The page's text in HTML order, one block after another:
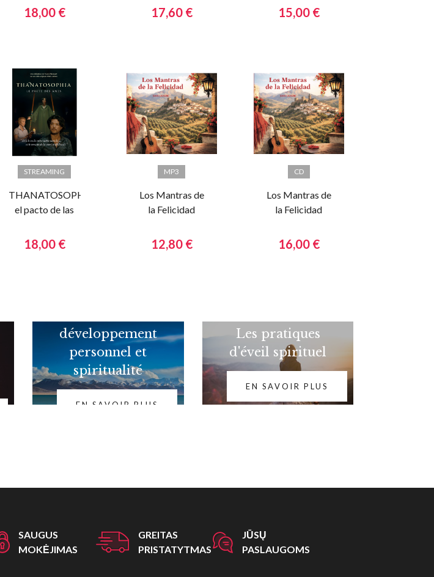
completa en la
vida diaria.
18,00 € 17,60 €
sanan de Selim
Aïssel
15,00 €
STREAMING
THANATOSOPHIA:
el pacto de las
18,00 €
MP3
Los Mantras de
la Felicidad
12,80 €
CD
Los Mantras de
la Felicidad
16,00 €
développement
personnel et
spiritualité
EN SAVOIR PLUS
Les pratiques
d'éveil spirituel
EN SAVOIR PLUS
SAUGUS
MOKĖJIMAS
GREITAS
PRISTATYTMAS
JŪSŲ
PASLAUGOMS